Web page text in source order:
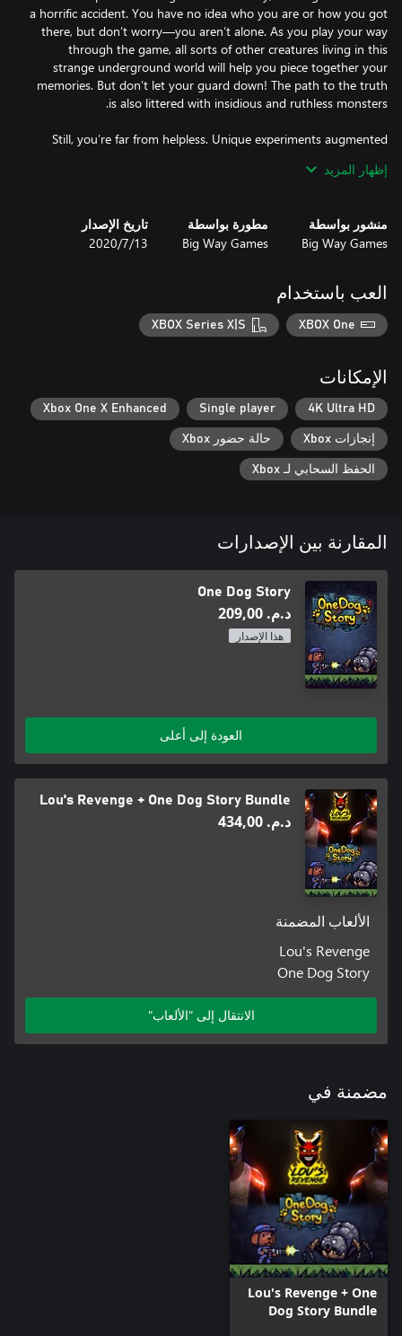
a horrific accident. You have no idea who you are or how you got
there, but don’t worry—you aren’t alone. As you play your way
through the game, all sorts of other creatures living in this
strange underground world will help you piece together your
memories. But don’t let your guard down! The path to the truth
Still, you’re far from helpless. Unique experiments augmented
equipment, not to mention your ability to solve puzzles. Get
you actually end up depends in large measure on you. You have
tough decisions ahead, and you’ll have to live with their
the light of day. Are you daring enough to follow the path to its
bitter end and learn the truth about yourself and this daunting
world?
إظهار المزيد
منشور بواسطة
Big Way Games
مطورة بواسطة
Big Way Games
تاريخ الإصدار
13‏/7‏/2020
العب باستخدام
XBOX One
XBOX Series X|S
الإمكانات
4K Ultra HD
Single player
Xbox One X Enhanced
إنجازات Xbox حالة حضور Xbox
الحفظ السحابي لـ Xbox
المقارنة بين الإصدارات
One Dog Story
د.م.‏ 209,00
هذا الإصدار
العودة إلى أعلى
Lou's Revenge + One Dog Story Bundle
د.م.‏ 434,00
الألعاب المضمنة
Lou's Revenge
One Dog Story
الانتقال إلى "الألعاب"
مضمنة في
Lou's Revenge + One
Dog Story Bundle